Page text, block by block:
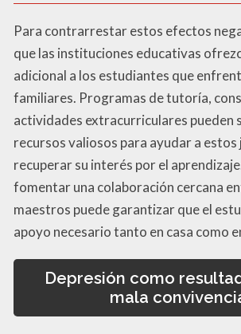
Para contrarrestar estos efectos
que las instituciones educativas
adicional a los estudiantes que
familiares. Programas de tutoría,
actividades extracurriculares pueden
recursos valiosos para ayudar a estos
recuperar su interés por el
fomentar una colaboración cercana
maestros puede garantizar que el
apoyo necesario tanto en casa como
Depresión como
mala